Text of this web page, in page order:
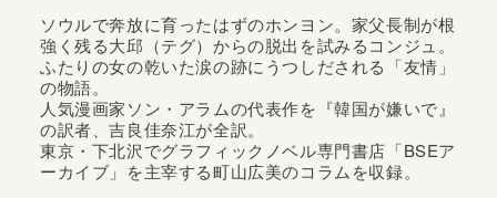
ソウルで奔放に育ったはずのホンヨン。家父長制が根
強く残る大邱（テグ）からの脱出を試みるコンジュ。
ふたりの女の乾いた涙の跡にうつしだされる「友情」
の物語。
人気漫画家ソン・アラムの代表作を『韓国が嫌いで』
の訳者、吉良佳奈江が全訳。
東京・下北沢でグラフィックノベル専門書店「BSEア
ーカイブ」を主宰する町山広美のコラムを収録。